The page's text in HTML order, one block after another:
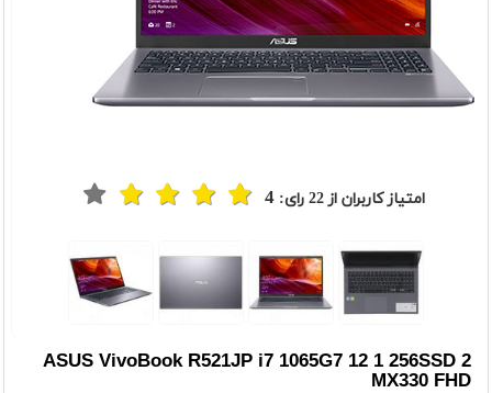
امتیاز کاربران از22 رای: 4
ASUS VivoBook R521JP i7 1065G7 12 1 256SSD 2
MX330 FHD